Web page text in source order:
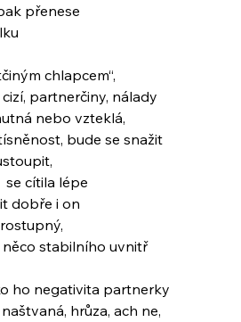
přenese
chlapcem“,
partnerčiny, nálady
nebo vzteklá,
bude se snažit
se cítila lépe
dobře i on
stabilního uvnitř
ho negativita partnerky
hrůza, ach ne,